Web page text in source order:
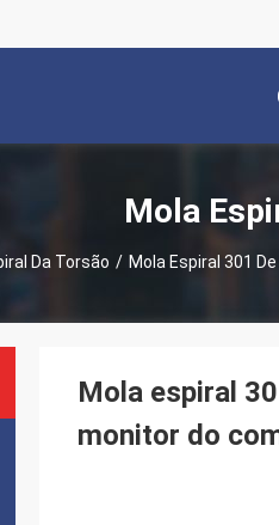
Mola
Da Torsão / Mola Espiral 301
Mola espiral
monitor do